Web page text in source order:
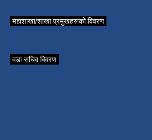
महाशाखा/शाखा प्रमुखहरूको विवरण
वडा सचिव विवरण